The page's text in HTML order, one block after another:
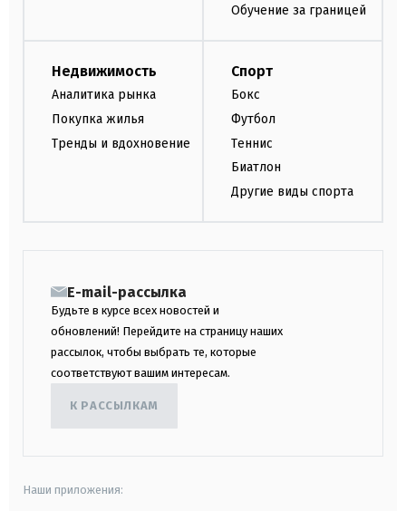
Обучение за границей
Недвижимость
Аналитика рынка
Покупка жилья
Тренды и вдохновение
Спорт
Бокс
Футбол
Теннис
Биатлон
Другие виды спорта
E-mail-рассылка
Будьте в курсе всех новостей и
обновлений! Перейдите на страницу наших
рассылок, чтобы выбрать те, которые
соответствуют вашим интересам.
К РАССЫЛКАМ
Наши приложения: